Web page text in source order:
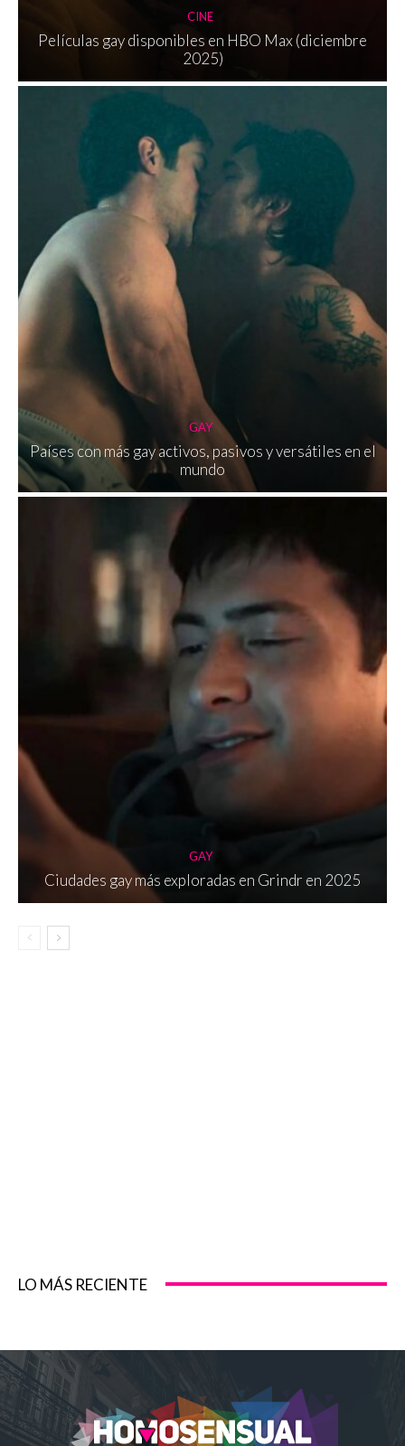
CINE
Películas gay disponibles en HBO Max (diciembre
2025)
GAY
Países con más gay activos, pasivos y versátiles en el
mundo
GAY
Ciudades gay más exploradas en Grindr en 2025
LO MÁS RECIENTE